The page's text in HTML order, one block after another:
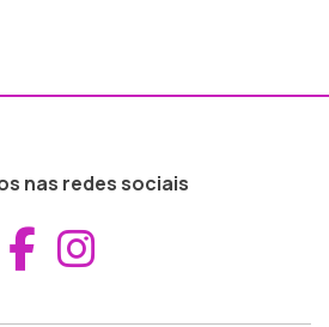
nas redes sociais
Aceder ao